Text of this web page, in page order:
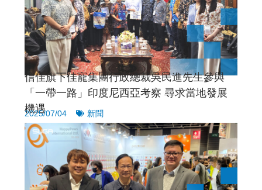
信佳旗下佳寵集團行政總裁吳民進先生參與
「一帶一路」印度尼西亞考察 尋求當地發展
機遇
2025/07/04 新聞